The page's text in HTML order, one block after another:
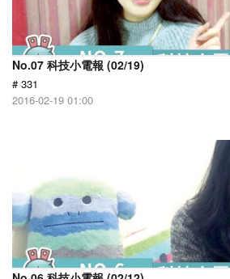
No.07 科技小電報 (02/19)
# 331
2016-02-19 01:00